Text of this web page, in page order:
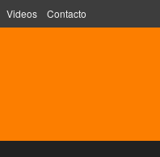
Videos Contacto